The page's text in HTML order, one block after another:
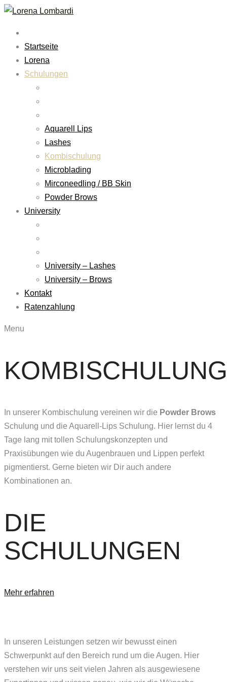
Startseite
Lorena
Schulungen
Aquarell Lips
Lashes
Kombischulung
Microblading
Mirconeedling / BB Skin
Powder Brows
University
University – Lashes
University – Brows
Kontakt
Ratenzahlung
Menu
KOMBISCHULUNG
In unserer Kombischulung vereinen wir die Powder Brows
Schulung und die Aquarell-Lips Schulung. Hier lernst du 4
Tage lang mit tollen Schulungskonzepten und
Praxisübungen wie du Augenbrauen und Lippen perfekt
pigmentierst. Gerne bieten wir Dir auch andere
Kombinationen an.
DIE
SCHULUNGEN
Mehr erfahren
In unseren Leistungen setzen wir bewusst einen
Schwerpunkt auf den Bereich rund um die Augen. Hier
verstehen wir uns seit vielen Jahren als ausgewiesene